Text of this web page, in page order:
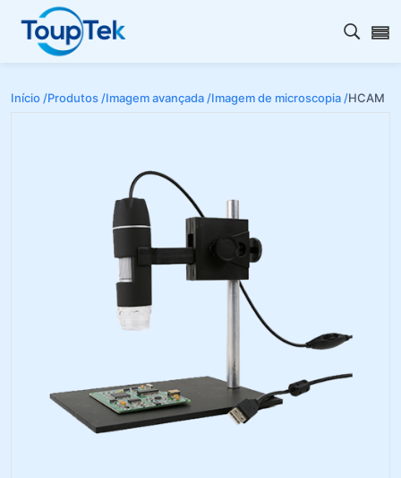
Abrir
Início /Produtos /Imagem avançada /Imagem de microscopia /HCAM